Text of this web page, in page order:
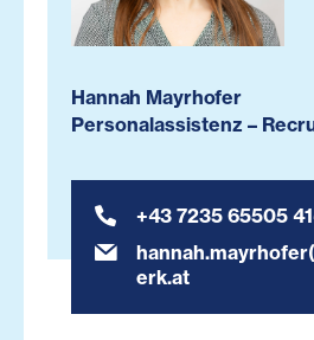
Hannah Mayrhofer
Personalassistenz –
+43 7235 65505
erk.at